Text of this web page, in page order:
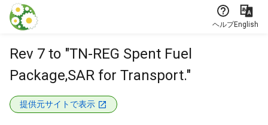
本文に飛ぶ
ヘルプEnglish
Rev 7 to "TN-REG Spent Fuel
Package,SAR for Transport."
提供元サイトで表示